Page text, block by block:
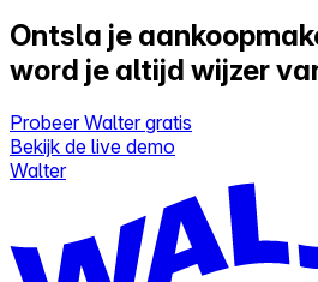
Ontsla je
word je altijd wijzer
Probeer Walter gratis
Bekijk de live demo
Walter